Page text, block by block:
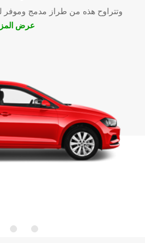
وتتراوح هذه من طراز مدمج وموفر
عرض